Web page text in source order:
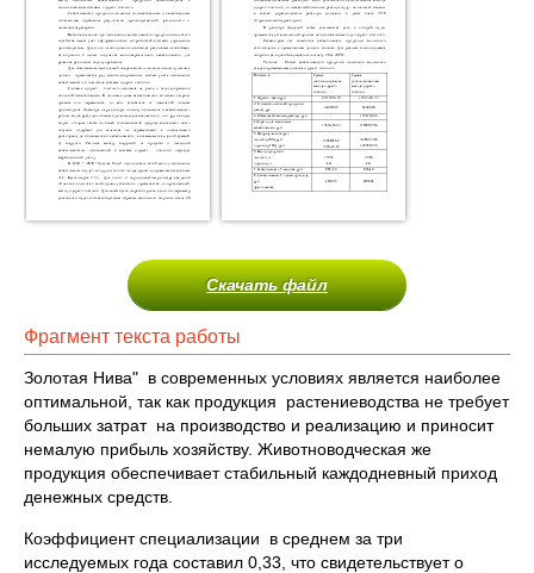
Скачать файл
Фрагмент текста работы
Золотая Нива" в современных условиях является наиболее
оптимальной, так как продукция растениеводства не требует
больших затрат на производство и реализацию и приносит
немалую прибыль хозяйству. Животноводческая же
продукция обеспечивает стабильный каждодневный приход
денежных средств.
Коэффициент специализации в среднем за три
исследуемых года составил 0,33, что свидетельствует о